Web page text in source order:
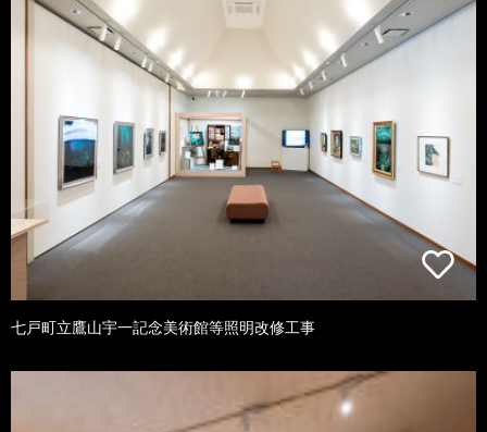
七戸町立鷹山宇一記念美術館等照明改修工事